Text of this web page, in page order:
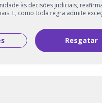
às decisões judiciais,
E, como toda regra admite
Resgatar